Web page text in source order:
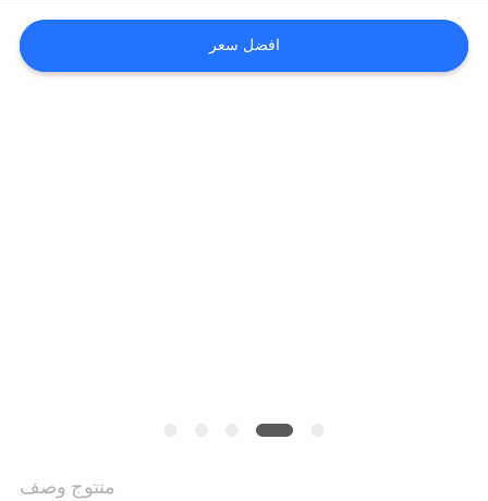
خريطة
الموقع
افضل سعر
منتوج وصف